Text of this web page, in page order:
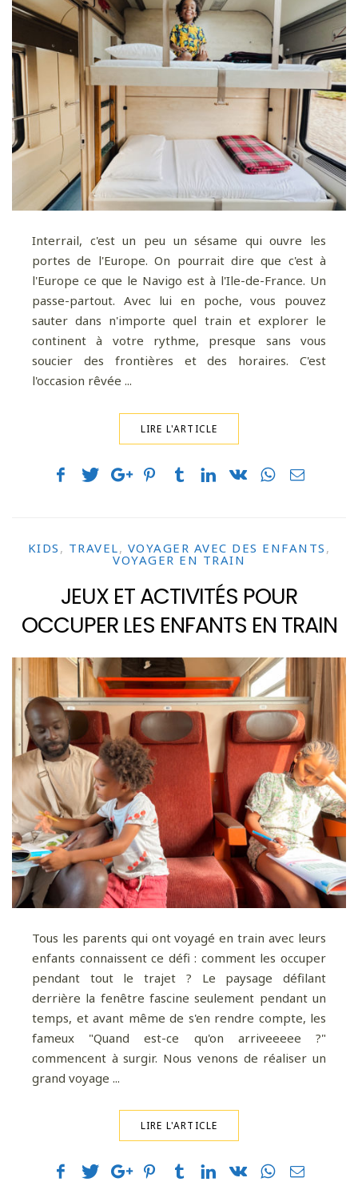
Interrail, c'est un peu un sésame qui ouvre les
portes de l'Europe. On pourrait dire que c'est à
l'Europe ce que le Navigo est à l'Ile-de-France. Un
passe-partout. Avec lui en poche, vous pouvez
sauter dans n'importe quel train et explorer le
continent à votre rythme, presque sans vous
soucier des frontières et des horaires. C'est
l'occasion rêvée ...
LIRE L'ARTICLE
KIDS , TRAVEL, VOYAGER AVEC DES ENFANTS ,
VOYAGER EN TRAIN
JEUX ET ACTIVITÉS POUR
OCCUPER LES ENFANTS EN TRAIN
Tous les parents qui ont voyagé en train avec leurs
enfants connaissent ce défi : comment les occuper
pendant tout le trajet ? Le paysage défilant
derrière la fenêtre fascine seulement pendant un
temps, et avant même de s'en rendre compte, les
fameux "Quand est-ce qu'on arriveeeee ?"
commencent à surgir. Nous venons de réaliser un
grand voyage ...
LIRE L'ARTICLE